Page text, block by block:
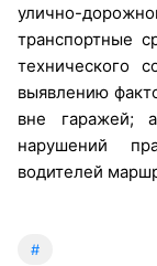
улично-
транспортные
технического
выявлению
вне гаражей;
нарушений
водителей
#